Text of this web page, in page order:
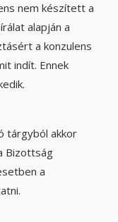
nem készített a
alapján a
a konzulens
indít. Ennek
tárgyból akkor
Bizottság
a